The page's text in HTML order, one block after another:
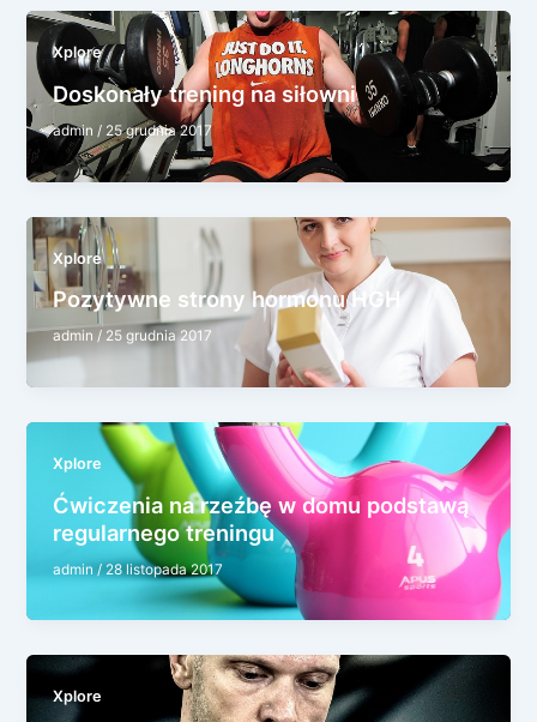
Xplore
Doskonały trening na siłowni
admin / 25 grudnia 2017
Xplore
Pozytywne strony hormonu HGH
admin/ 25 grudnia 2017
Xplore
Ćwiczenia na rzeźbę w domu podstawą
regularnego treningu
admin / 28 listopada 2017
Xplore